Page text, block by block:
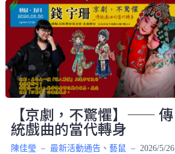
【京劇，不驚懼】—— 傳
統戲曲的當代轉身
陳佳瑩 – 最新活動通告、 藝鼠 – 2026/5/26